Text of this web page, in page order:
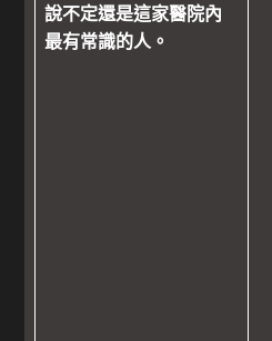
說不定還是這家醫院內
最有常識的人。